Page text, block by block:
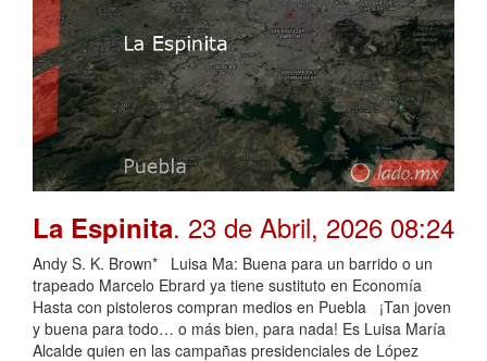
La Espinita. 23 de Abril, 2026 08:24
Andy S. K. Brown* Luisa Ma: Buena para un barrido o un
trapeado Marcelo Ebrard ya tiene sustituto en Economía
Hasta con pistoleros compran medios en Puebla ¡Tan joven
y buena para todo… o más bien, para nada! Es Luisa María
Alcalde quien en las campañas presidenciales de López